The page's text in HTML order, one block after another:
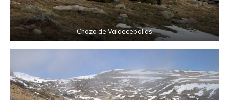
Chozo de Valdecebollas